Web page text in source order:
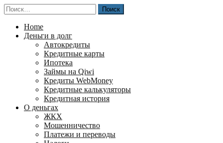
Перейти
к
содержимому
Найти:
Home
Деньги в долг
Автокредиты
Кредитные карты
Ипотека
Займы на Qiwi
Кредиты WebMoney
Кредитные калькуляторы
Кредитная история
О деньгах
ЖКХ
Мошенничество
Платежи и переводы